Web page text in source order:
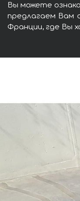
Вы можете
предлагаем Вам
Франции, где Вы